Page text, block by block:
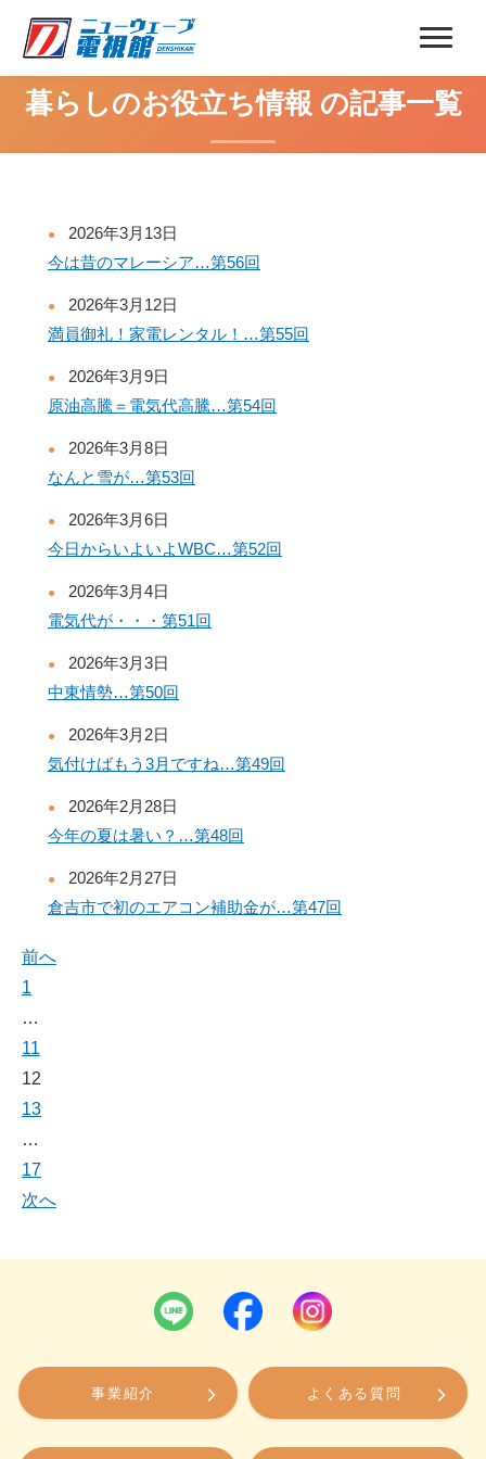
暮らしのお役立ち情報 の記事一覧
2026年3月13日
今は昔のマレーシア…第56回
2026年3月12日
満員御礼！家電レンタル！…第55回
2026年3月9日
原油高騰＝電気代高騰…第54回
2026年3月8日
なんと雪が…第53回
2026年3月6日
今日からいよいよWBC…第52回
2026年3月4日
電気代が・・・第51回
2026年3月3日
中東情勢…第50回
2026年3月2日
気付けばもう3月ですね…第49回
2026年2月28日
今年の夏は暑い？…第48回
2026年2月27日
倉吉市で初のエアコン補助金が…第47回
の
ペ
ジ
送
前へ
1
…
11
12
13
…
17
次へ
事業紹介 よくある質問